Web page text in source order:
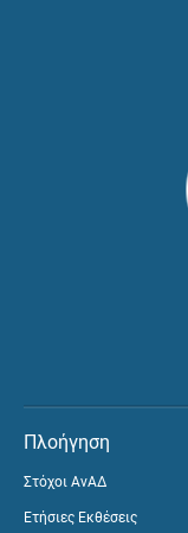
Πλοήγηση
Στόχοι ΑνΑΔ
Ετήσιες Εκθέσεις